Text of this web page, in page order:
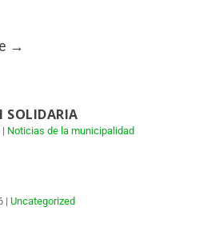
→
SOLIDARIA
| Noticias de la municipalidad
|Uncategorized